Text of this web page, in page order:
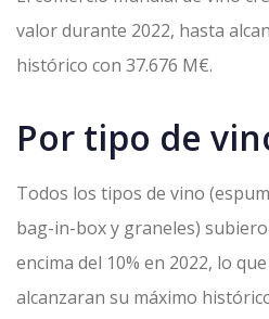
valor durante 2022, hasta
histórico con 37.676 M€.
Por tipo de
Todos los tipos de vino
bag-in-box y graneles)
encima del 10% en 2022, lo
alcanzaran su máximo